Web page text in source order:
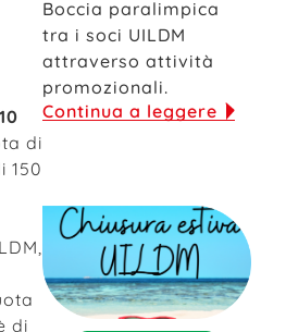
di
150
di
Boccia paralimpica
tra i soci UILDM
attraverso attività
promozionali.
Continua a leggere